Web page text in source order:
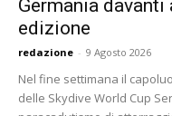
Germania
edizione
redazione - 9 Agosto 2026
Nel fine settimana il
delle Skydive World Cup